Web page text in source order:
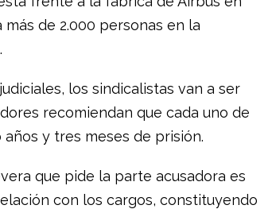
de 2.000 personas en la
los sindicalistas van a ser
recomiendan que cada uno de
y tres meses de prisión.
que pide la parte acusadora es
con los cargos, constituyendo